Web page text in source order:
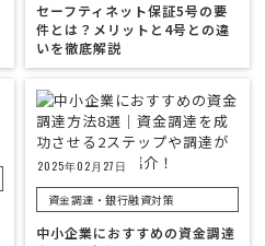
セーフティネット保証5号の要
件とは？メリットと4号との違
いを徹底解説
2025年02月27日
資金調達・銀行融資対策
中小企業におすすめの資金調達